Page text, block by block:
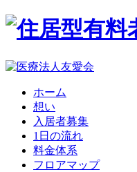
ホーム
想い
入居者募集
1日の流れ
料金体系
フロアマップ